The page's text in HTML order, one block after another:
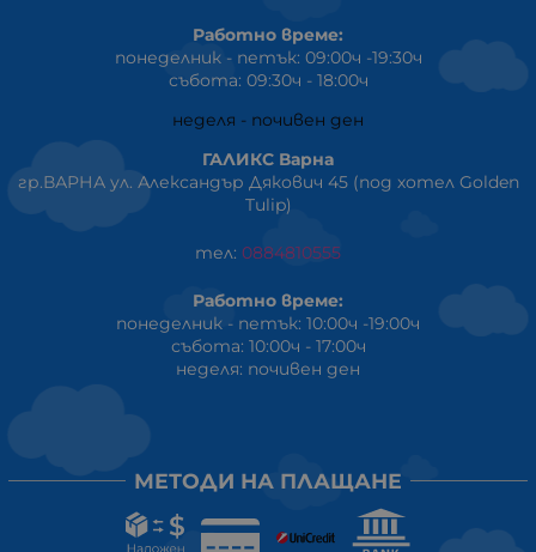
Работно време:
понеделник - петък: 09:00ч -19:30ч
събота: 09:30ч - 18:00ч
неделя - почивен ден
ГАЛИКС Варна
гр.ВАРНА ул. Александър Дякович 45 (под хотел Golden
Tulip)
тел: 0884810555
Работно време:
понеделник - петък: 10:00ч -19:00ч
събота: 10:00ч - 17:00ч
неделя: почивен ден
МЕТОДИ НА ПЛАЩАНЕ